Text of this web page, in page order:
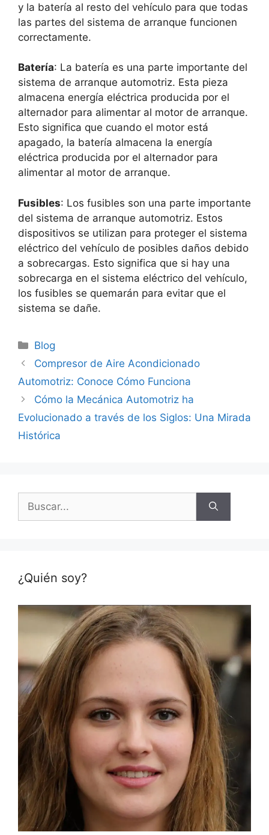
y la batería al resto del vehículo para que todas
las partes del sistema de arranque funcionen
correctamente.
Batería: La batería es una parte importante del
sistema de arranque automotriz. Esta pieza
almacena energía eléctrica producida por el
alternador para alimentar al motor de arranque.
Esto significa que cuando el motor está
apagado, la batería almacena la energía
eléctrica producida por el alternador para
alimentar al motor de arranque.
Fusibles: Los fusibles son una parte importante
del sistema de arranque automotriz. Estos
dispositivos se utilizan para proteger el sistema
eléctrico del vehículo de posibles daños debido
a sobrecargas. Esto significa que si hay una
sobrecarga en el sistema eléctrico del vehículo,
los fusibles se quemarán para evitar que el
sistema se dañe.
Categorías
Blog
Compresor de Aire Acondicionado
Automotriz: Conoce Cómo Funciona
Cómo la Mecánica Automotriz ha
Evolucionado a través de los Siglos: Una Mirada
Histórica
¿Quién soy?